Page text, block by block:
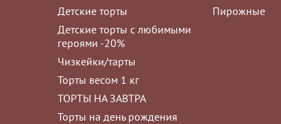
Детские торты
Детские торты с любимыми
героями -20%
Чизкейки/тарты
Торты весом 1 кг
ТОРТЫ НА ЗАВТРА
Торты на день рождения
Пирожные